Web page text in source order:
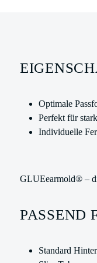
Optimale
Perfekt für
Individuelle
GLUEearmold® –
PASSEND
Standard